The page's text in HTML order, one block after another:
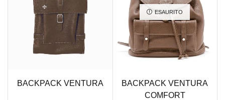
BACKPACK VENTURA
ESAURITO
BACKPACK VENTURA
COMFORT